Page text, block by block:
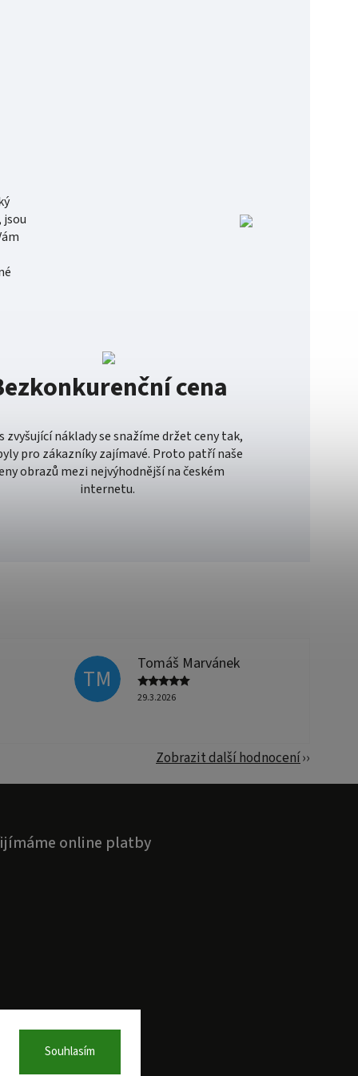
Souhlasím
jsou
cena
zvyšující náklady se snažíme držet ceny tak,
pro zákazníky zajímavé. Proto patří naše
obrazů mezi nejvýhodnější na českém
internetu.
TM
Tomáš Marvánek
29.3.2026
Zobrazit další hodnocení
online platby